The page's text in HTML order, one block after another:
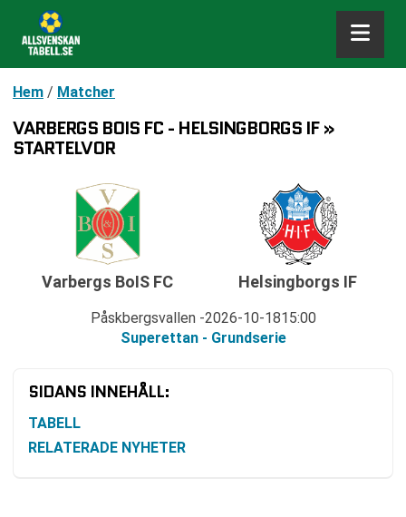
Hem / Matcher
VARBERGS BOIS FC - HELSINGBORGS IF »
STARTELVOR
Varbergs BoIS FC
Påskbergsvallen 2026-10-1815:00
Superettan - Grundserie
Helsingborgs IF
SIDANS INNEHÅLL:
TABELL
RELATERADE NYHETER